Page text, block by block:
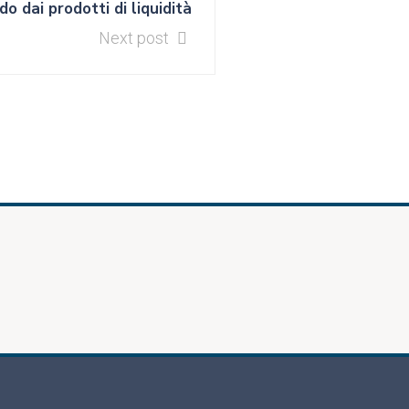
dai prodotti di liquidità
Next post